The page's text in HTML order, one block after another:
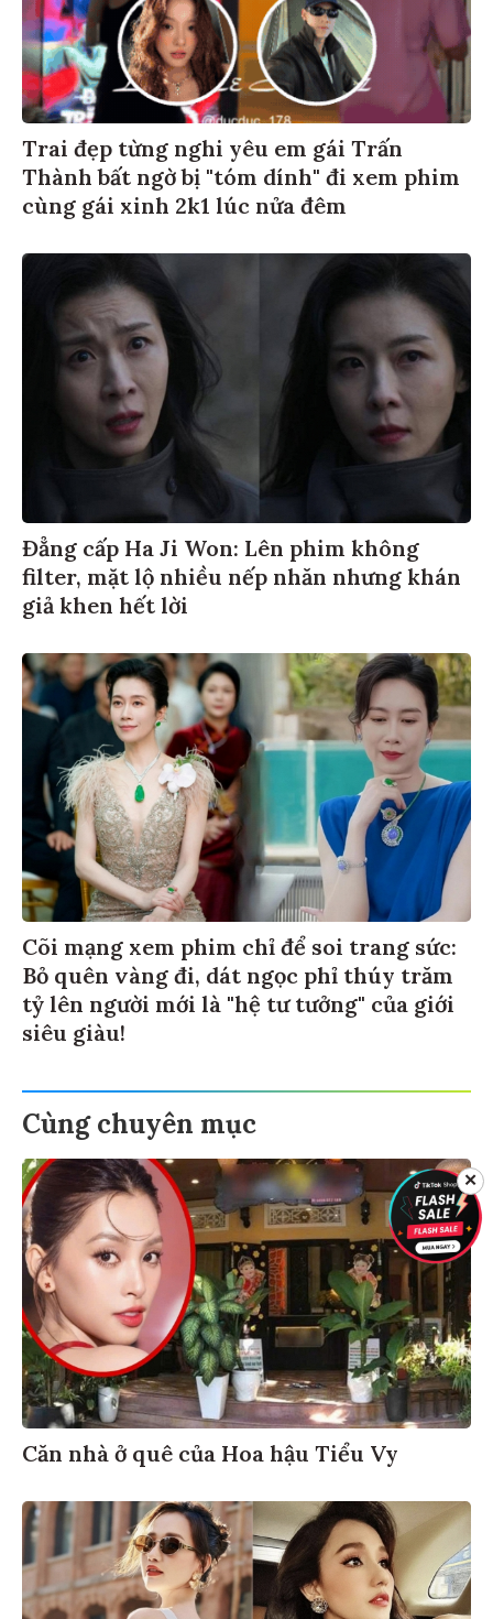
Trai đẹp từng nghi yêu em gái Trấn
Thành bất ngờ bị "tóm dính" đi xem phim
cùng gái xinh 2k1 lúc nửa đêm
Đẳng cấp Ha Ji Won: Lên phim không
filter, mặt lộ nhiều nếp nhăn nhưng khán
giả khen hết lời
Cõi mạng xem phim chỉ để soi trang sức:
Bỏ quên vàng đi, dát ngọc phỉ thúy trăm
tỷ lên người mới là "hệ tư tưởng" của giới
siêu giàu!
Cùng chuyên mục
Căn nhà ở quê của Hoa hậu Tiểu Vy
✕